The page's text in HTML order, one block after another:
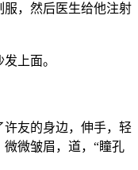
，然后医生给他注射
上面。
友的身边，伸手，轻
微皱眉，道，“瞳孔